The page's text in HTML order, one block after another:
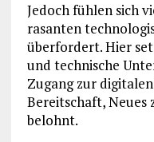
Jedoch fühlen sich
rasanten
überfordert. Hier
und technische
Zugang zur
Bereitschaft,
belohnt.